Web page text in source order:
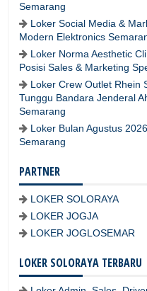
Semarang
Loker Social Media &
Modern Elektronics
Loker Norma Aesthetic
Posisi Sales & Marketing
Loker Crew Outlet Rhein
Tunggu Bandara Jenderal
Semarang
Loker Bulan Agustus
Semarang
PARTNER
LOKER SOLORAYA
LOKER JOGJA
LOKER JOGLOSEMAR
LOKER SOLORAYA TERBARU